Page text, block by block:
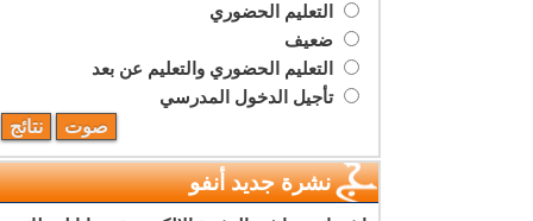
التعليم الحضوري
ضعيف
التعليم الحضوري والتعليم عن بعد
تأجيل الدخول المدرسي
نشرة جديد أنفو